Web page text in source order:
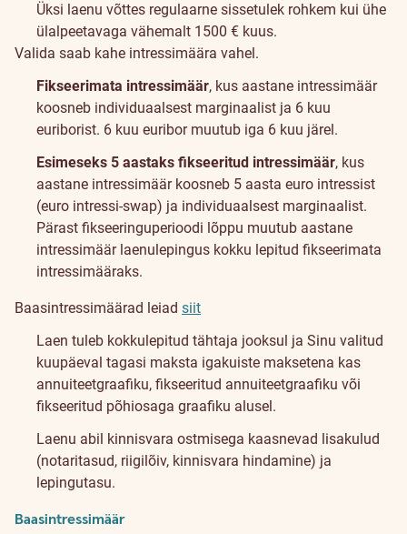
Üksi laenu võttes regulaarne sissetulek rohkem kui ühe
ülalpeetavaga vähemalt 1500 € kuus.
Valida saab kahe intressimäära vahel.
Fikseerimata intressimäär, kus aastane intressimäär
koosneb individuaalsest marginaalist ja 6 kuu
euriborist. 6 kuu euribor muutub iga 6 kuu järel.
Esimeseks 5 aastaks fikseeritud intressimäär, kus
aastane intressimäär koosneb 5 aasta euro intressist
(euro intressi-swap) ja individuaalsest marginaalist.
Pärast fikseeringuperioodi lõppu muutub aastane
intressimäär laenulepingus kokku lepitud fikseerimata
intressimääraks.
Baasintressimäärad leiad siit
Laen tuleb kokkulepitud tähtaja jooksul ja Sinu valitud
kuupäeval tagasi maksta igakuiste maksetena kas
annuiteetgraafiku, fikseeritud annuiteetgraafiku või
fikseeritud põhiosaga graafiku alusel.
Laenu abil kinnisvara ostmisega kaasnevad lisakulud
(notaritasud, riigilõiv, kinnisvara hindamine) ja
lepingutasu.
Baasintressimäär